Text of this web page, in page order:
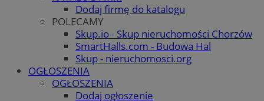
Dodaj firmę do katalogu
POLECAMY
Skup.io - Skup nieruchomości Chorzów
SmartHalls.com - Budowa Hal
Skup - nieruchomosci.org
OGŁOSZENIA
OGŁOSZENIA
Dodaj ogłoszenie